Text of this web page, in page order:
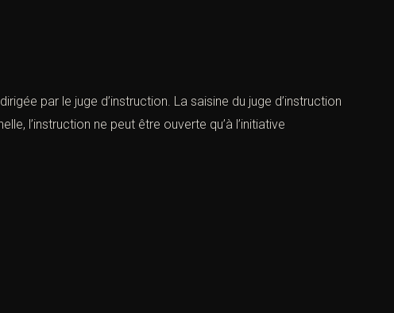
par le juge d’instruction. La saisine du juge d’instruction
l’instruction ne peut être ouverte qu’à l’initia­tive